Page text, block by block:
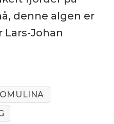
denne algen er
Johan